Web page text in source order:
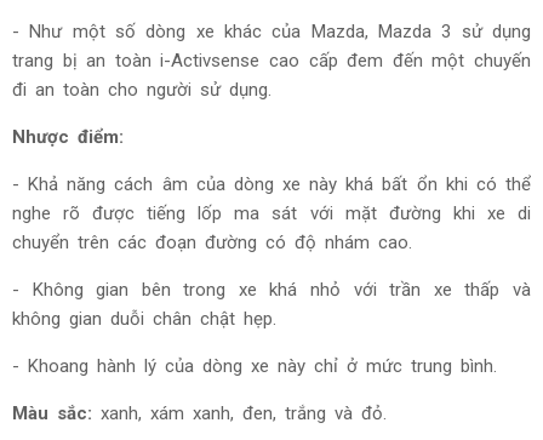
- Như một số dòng xe khác của Mazda, Mazda 3 sử dụng
trang bị an toàn i-Activsense cao cấp đem đến một chuyến
đi an toàn cho người sử dụng.
Nhược điểm:
- Khả năng cách âm của dòng xe này khá bất ổn khi có thể
nghe rõ được tiếng lốp ma sát với mặt đường khi xe di
chuyển trên các đoạn đường có độ nhám cao.
- Không gian bên trong xe khá nhỏ với trần xe thấp và
không gian duỗi chân chật hẹp.
- Khoang hành lý của dòng xe này chỉ ở mức trung bình.
Màu sắc: xanh, xám xanh, đen, trắng và đỏ.